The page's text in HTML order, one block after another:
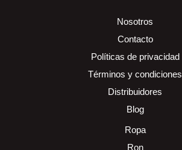
Nosotros
Contacto
Políticas de privacidad
Términos y condiciones
Distribuidores
Blog
Ropa
Ron